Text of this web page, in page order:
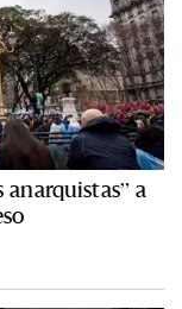
a